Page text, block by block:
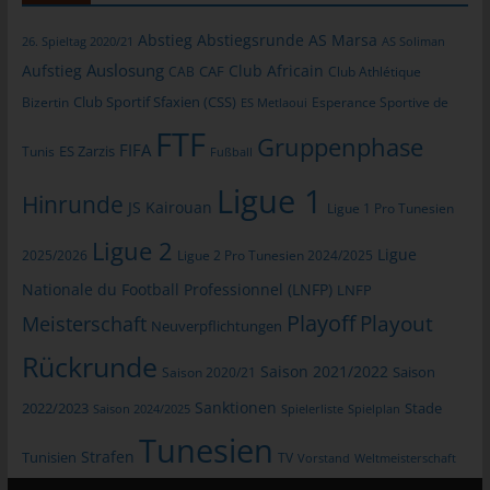
26. Spieltag 2020/21 Abstieg Abstiegsrunde AS Marsa AS Soliman
Aufstieg Auslosung CAB CAF Club Africain Club Athlétique
Bizertin Club Sportif Sfaxien (CSS) ES Metlaoui Esperance Sportive de
Tunis ES Zarzis FIFA FTF Fußball Gruppenphase
Hinrunde JS Kairouan Ligue 1 Ligue 1 Pro Tunesien
2025/2026 Ligue 2 Ligue 2 Pro Tunesien 2024/2025 Ligue
Nationale du Football Professionnel (LNFP) LNFP
Meisterschaft Neuverpflichtungen Playoff Playout
Rückrunde Saison 2020/21 Saison 2021/2022 Saison
2022/2023 Saison 2024/2025 Sanktionen Spielerliste Spielplan Stade
Tunisien Strafen Tunesien TV Vorstand Weltmeisterschaft
Verarbeitung Verantwortlichen erforderlich. Eine Weitergabe
dieser Daten an Dritte erfolgt grundsätzlich nicht, sofern keine
gesetzliche Pflicht zur Weitergabe besteht oder die Weitergabe
der Strafverfolgung dient.
Die Registrierung der betroffenen Person unter freiwilliger
Angabe personenbezogener Daten dient dem für die
Verarbeitung Verantwortlichen dazu, der betroffenen Person
Inhalte oder Leistungen anzubieten, die aufgrund der Natur der
Sache nur registrierten Benutzern angeboten werden können.
Registrierung angegebenen personenbezogenen Daten
jederzeit abzuändern oder vollständig aus dem Datenbestand
Der für die Verarbeitung Verantwortliche erteilt jeder betroffenen
Person jederzeit auf Anfrage Auskunft darüber, welche
gespeichert sind. Ferner berichtigt oder löscht der für die
Verarbeitung Verantwortliche personenbezogene Daten auf
Wunsch oder Hinweis der betroffenen Person, soweit dem keine